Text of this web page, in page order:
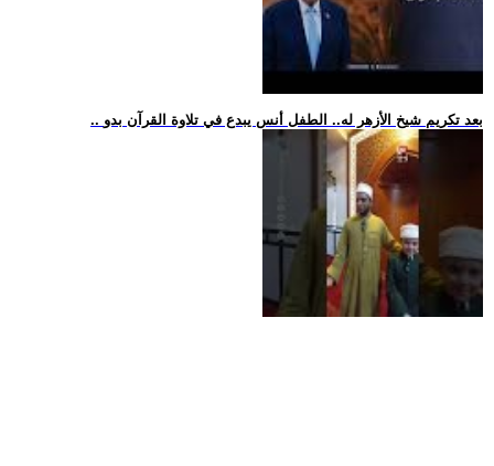
.. بعد تكريم شيخ الأزهر له.. الطفل أنس يبدع في تلاوة القرآن بدو